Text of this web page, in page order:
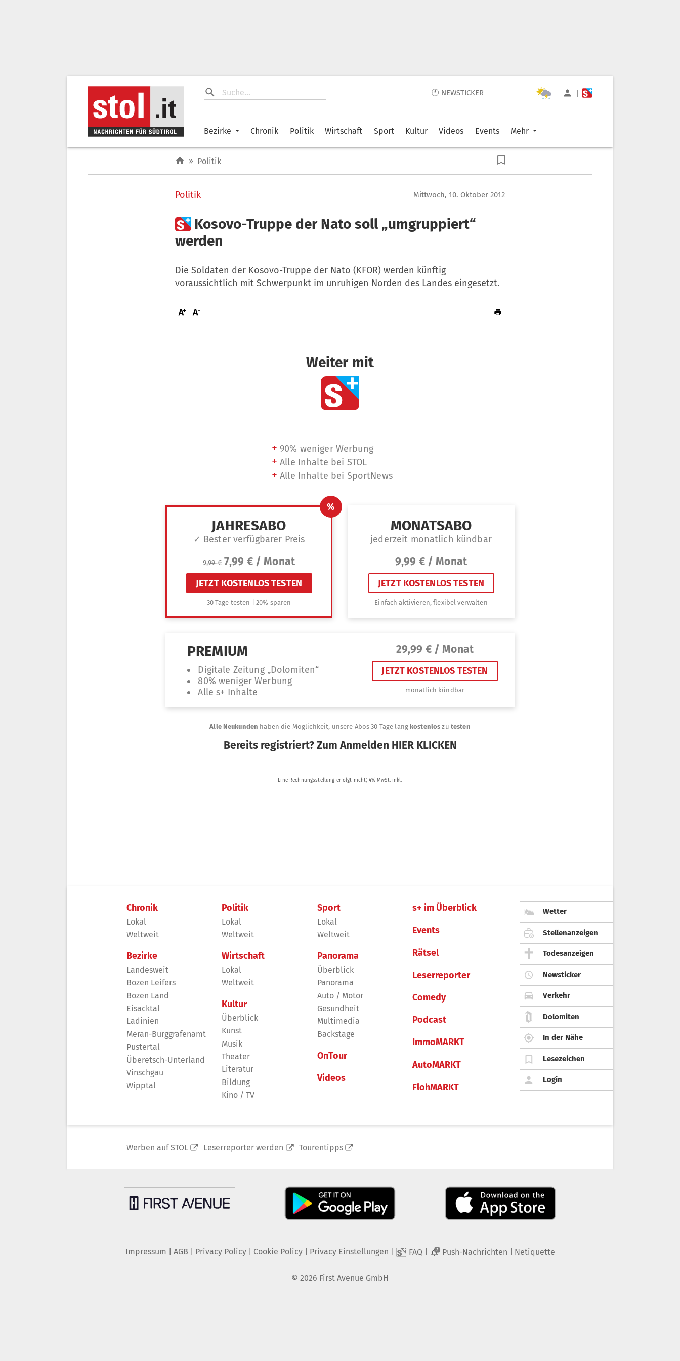
🕙 NEWSTICKER | |
Bezirke Chronik Politik Wirtschaft Sport Kultur Videos Events Mehr
» Politik
Politik Mittwoch, 10. Oktober 2012
 Kosovo-Truppe der Nato soll „umgruppiert“
werden
Die Soldaten der Kosovo-Truppe der Nato (KFOR) werden künftig
voraussichtlich mit Schwerpunkt im unruhigen Norden des Landes eingesetzt.
Chronik
Lokal
Weltweit
Bezirke
Landesweit
Bozen Leifers
Bozen Land
Eisacktal
Ladinien
Meran-Burggrafenamt
Pustertal
Überetsch-Unterland
Vinschgau
Wipptal
Politik
Lokal
Weltweit
Wirtschaft
Lokal
Weltweit
Kultur
Überblick
Kunst
Musik
Theater
Literatur
Bildung
Kino / TV
Sport
Lokal
Weltweit
Panorama
Überblick
Panorama
Auto / Motor
Gesundheit
Multimedia
Backstage
OnTour
Videos
s+ im Überblick
Events
Rätsel
Leserreporter
Comedy
Podcast
ImmoMARKT
AutoMARKT
FlohMARKT
Wetter
Stellenanzeigen
Todesanzeigen
Newsticker
Verkehr
Dolomiten
In der Nähe
Lesezeichen
Login
Werben auf STOL Leserreporter werden Tourentipps
Impressum AGB Privacy Policy| Cookie Policy| Privacy Einstellungen FAQ 2 Push-Nachrichten Netiquette
© 2026 First Avenue GmbH